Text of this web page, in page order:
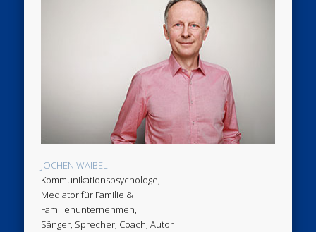
JOCHEN WAIBEL
Kommunikationspsychologe,
Mediator für Familie &
Familienunternehmen,
Sänger, Sprecher, Coach, Autor